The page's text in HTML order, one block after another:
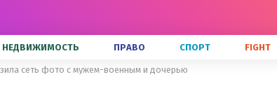
НЕДВИЖИМОСТЬ ПРАВО СПОРТ FIGHT
сеть фото с мужем-военным и дочерью